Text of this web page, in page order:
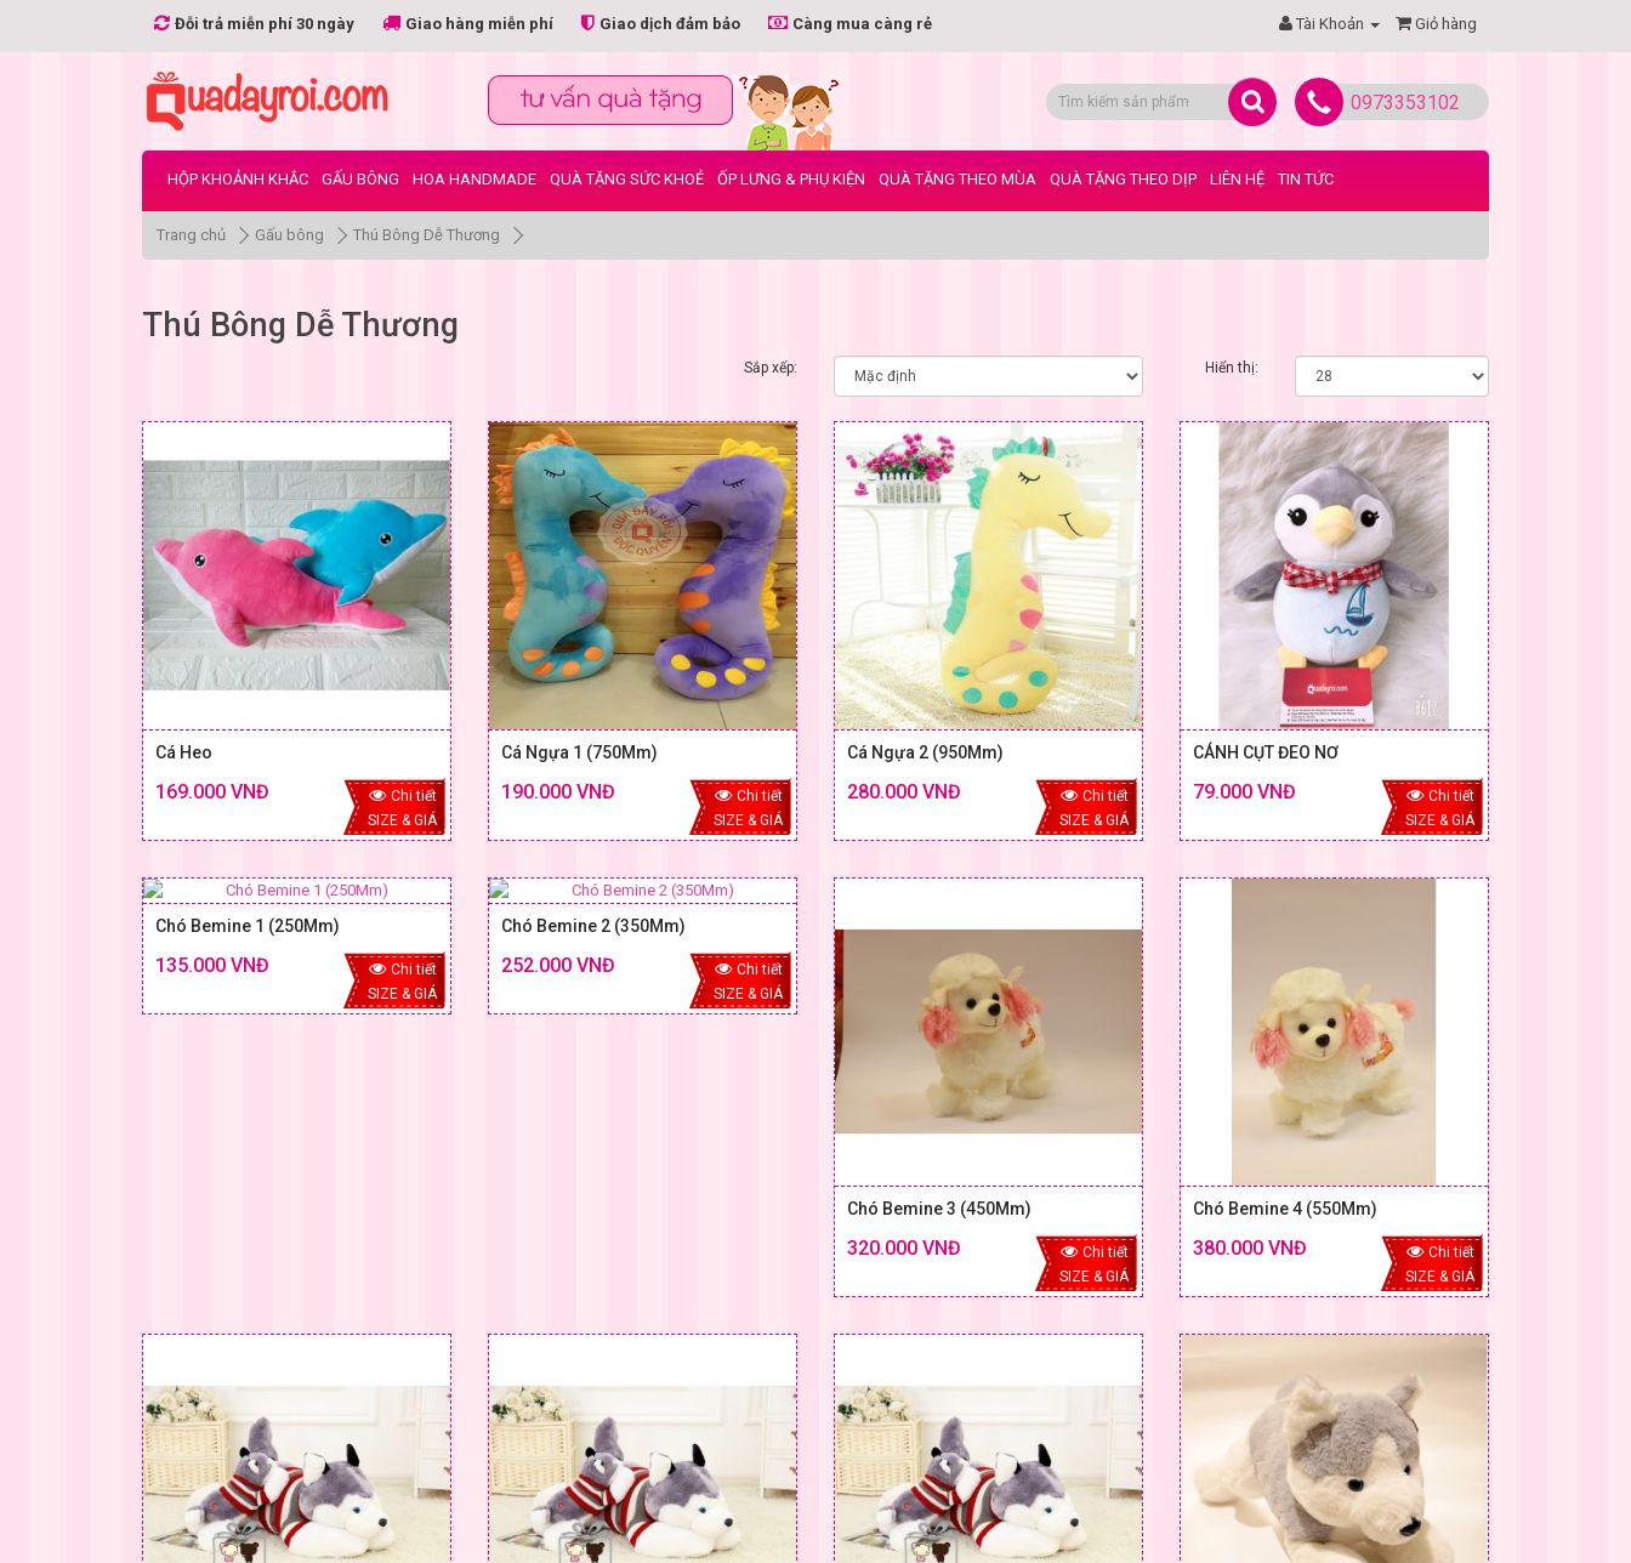
Đỗi trả miễn phí 30 ngày Giao hàng miễn phí Giao dịch đảm bảo Càng mua càng rẻ Tài Khoản Giỏ hàng
0973353102
HỘP KHOẢNH KHẮC GẤU BÔNG HOA HANDMADE QUÀ TẶNG SỨC KHOẺ ỐP LƯNG & PHỤ KIỆN QUÀ TẶNG THEO MÙA QUÀ TẶNG THEO DỊP LIÊN HỆ TIN TỨC
Trang chủ Gấu bông Thú Bông Dễ Thương
Thú Bông Dễ Thương
Sắp xếp: Hiển thị:
Cá Heo
169.000 VNĐ
Chi tiết
SIZE & GIÁ
Cá Ngựa 1 (750Mm)
190.000 VNĐ
Chi tiết
SIZE & GIÁ
Cá Ngựa 2 (950Mm)
280.000 VNĐ
Chi tiết
SIZE & GIÁ
CÁNH CỤT ĐEO NƠ
79.000 VNĐ
Chi tiết
SIZE & GIÁ
Chó Bemine 1 (250Mm)
135.000 VNĐ
Chi tiết
SIZE & GIÁ
Chó Bemine 2 (350Mm)
252.000 VNĐ
Chi tiết
SIZE & GIÁ
Chó Bemine 3 (450Mm)
320.000 VNĐ
Chi tiết
SIZE & GIÁ
Chó Bemine 4 (550Mm)
380.000 VNĐ
Chi tiết
SIZE & GIÁ